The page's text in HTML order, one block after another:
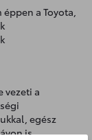
a Toyota,
vezeti a
egész
is